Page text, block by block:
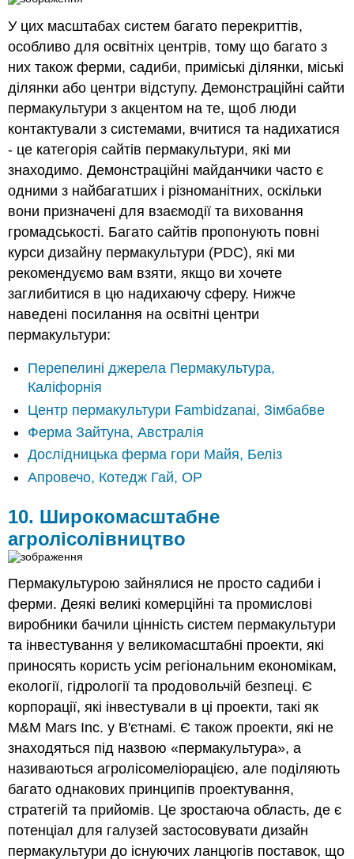
У цих масштабах систем багато перекриттів,
особливо для освітніх центрів, тому що багато з
них також ферми, садиби, приміські ділянки, міські
ділянки або центри відступу. Демонстраційні сайти
пермакультури з акцентом на те, щоб люди
контактували з системами, вчитися та надихатися
- це категорія сайтів пермакультури, які ми
знаходимо. Демонстраційні майданчики часто є
одними з найбагатших і різноманітних, оскільки
вони призначені для взаємодії та виховання
громадськості. Багато сайтів пропонують повні
курси дизайну пермакультури (PDC), які ми
рекомендуємо вам взяти, якщо ви хочете
заглибитися в цю надихаючу сферу. Нижче
наведені посилання на освітні центри
пермакультури:
Перепелині джерела Пермакультура,
Каліфорнія
Центр пермакультури Fambidzanai, Зімбабве
Ферма Зайтуна, Австралія
Дослідницька ферма гори Майя, Беліз
Апровечо, Котедж Гай, ОР
10. Широкомасштабне
агролісолівництво
Пермакультурою зайнялися не просто садиби і
ферми. Деякі великі комерційні та промислові
виробники бачили цінність систем пермакультури
та інвестування у великомасштабні проекти, які
приносять користь усім регіональним економікам,
екології, гідрології та продовольчій безпеці. Є
корпорації, які інвестували в ці проекти, такі як
M&M Mars Inc. у В'єтнамі. Є також проекти, які не
знаходяться під назвою «пермакультура», а
називаються агролісомеліорацією, але поділяють
багато однакових принципів проектування,
стратегій та прийомів. Це зростаюча область, де є
потенціал для галузей застосовувати дизайн
пермакультури до існуючих ланцюгів поставок, що